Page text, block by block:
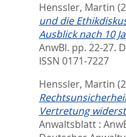
Henssler, Martin
und die
Ausblick nach 10
AnwBl. pp. 22-27.
ISSN 0171-7227
Henssler, Martin
Vertretung
Anwaltsblatt :